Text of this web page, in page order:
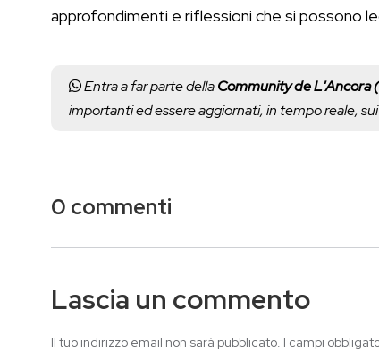
approfondimenti e riflessioni che si possono
Entra a far parte dellaCommunity de L'Ancora (
importanti ed essere aggiornati, in tempo reale,
0 commenti
Lascia un commento
Il tuo indirizzo email non sarà pubblicato. I campi